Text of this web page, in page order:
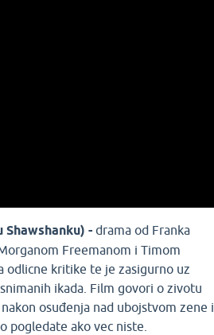
Shawshanku) -drama od Franka
Freemanom i Timom
odlicne kritike te je zasigurno uz
ikada. Film govori o zivotu
osuđenja nad ubojstvom zene i
pogledate ako vec niste.